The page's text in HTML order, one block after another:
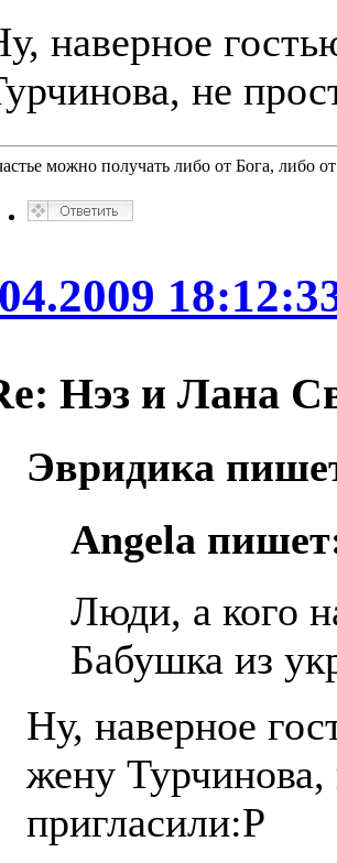
наверное
не
можно получать либо от Бога, либо от
Нэз и Лана
Эвридика
Angela
Люди, а кого
Бабушка из
Ну, наверное
жену Турчинова,
пригласили:P